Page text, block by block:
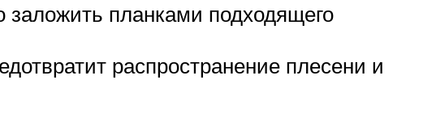
планками подходящего
распространение плесени и